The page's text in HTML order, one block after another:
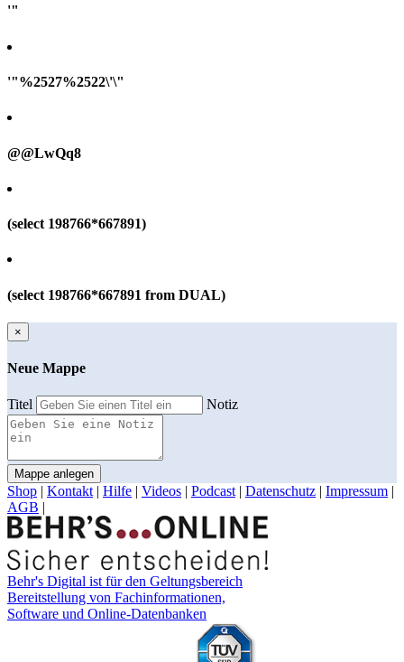
'"
'"%2527%2522\'\"
@@LwQq8
(select 198766*667891)
(select 198766*667891 from DUAL)
×
Neue Mappe
Titel Notiz
Mappe anlegen
Shop | Kontakt | Hilfe | Videos | Podcast | Datenschutz | Impressum |
AGB |
Behr's Digital ist für den Geltungsbereich
Bereitstellung von Fachinformationen,
Software und Online-Datenbanken